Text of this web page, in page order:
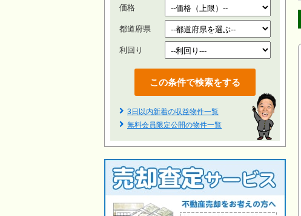
価格
都道府県
利回り
3日以内新着の収益物件一覧
無料会員限定公開の物件一覧